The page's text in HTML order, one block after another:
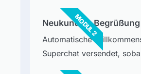
Neukunden-
Automatische
Superchat versendet,
MODUL 2